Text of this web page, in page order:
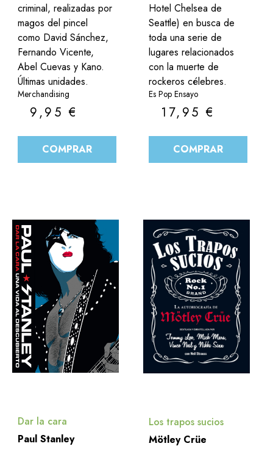
criminal, realizadas por
magos del pincel
como David Sánchez,
Fernando Vicente,
Abel Cuevas y Kano.
Últimas unidades.
Merchandising
9,95€
COMPRAR
Hotel Chelsea de
Seattle) en busca de
toda una serie de
lugares relacionados
con la muerte de
rockeros célebres.
Es Pop Ensayo
17,95€
COMPRAR
Dar la cara
Paul Stanley
Los trapos sucios
Mötley Crüe